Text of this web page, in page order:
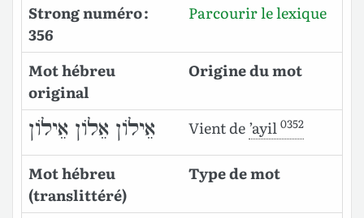
Strong numéro :
356
Parcourir le lexique
Mot hébreu
original
Origine du mot
אֵילוֹן אֵלוֹן אֵילוֹן Vient de’ayil 0352
Mot hébreu
(translittéré)
Type de mot